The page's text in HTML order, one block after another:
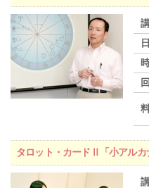
タロット・カードⅡ「小アル